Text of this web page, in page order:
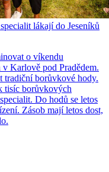
lákají do Jeseníků
o víkendu
Karlově pod Pradědem.
tradiční borůvkové hody.
tisíc borůvkových
Do hodů se letos
Zásob mají letos dost,